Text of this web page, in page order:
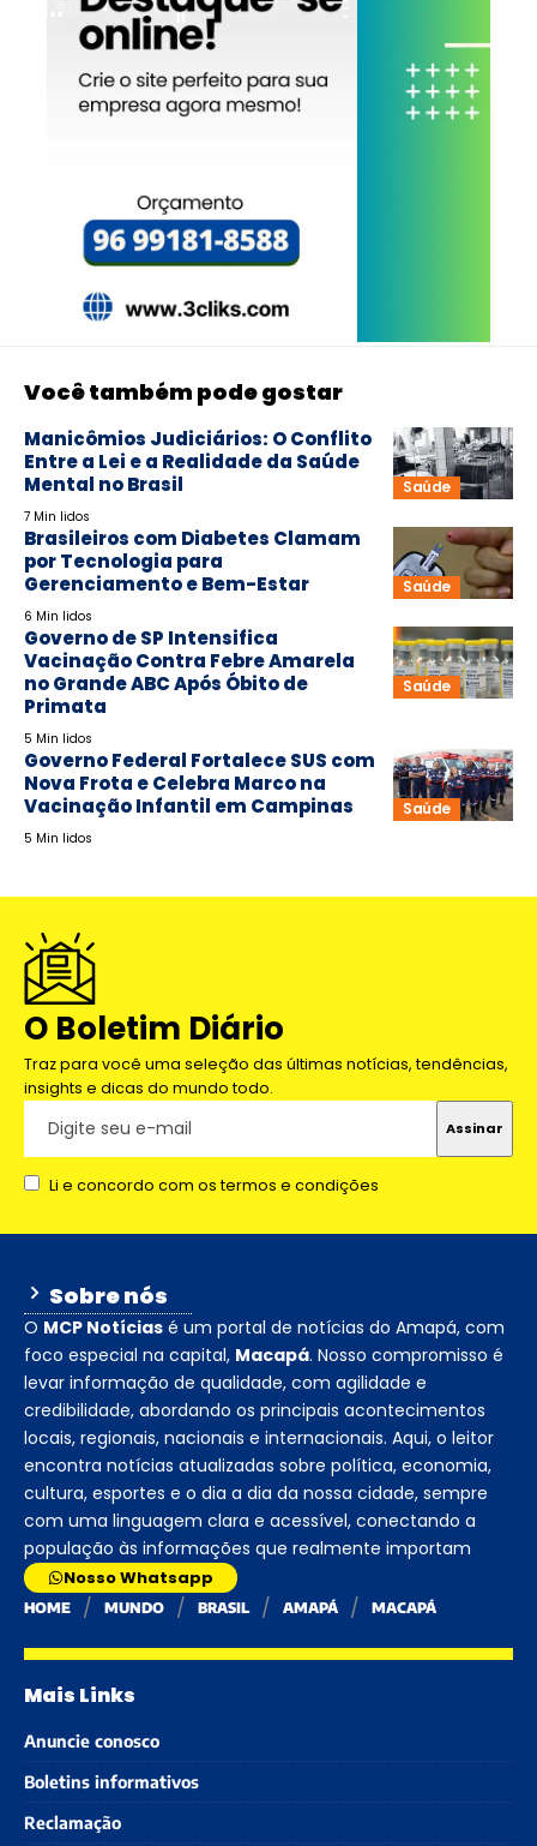
Você também pode gostar
Saúde
Manicômios Judiciários: O Conflito
Entre a Lei e a Realidade da Saúde
Mental no Brasil
7 Min lidos
Saúde
Brasileiros com Diabetes Clamam
por Tecnologia para
Gerenciamento e Bem-Estar
6 Min lidos
Saúde
Governo de SP Intensifica
Vacinação Contra Febre Amarela
no Grande ABC Após Óbito de
Primata
5 Min lidos
Saúde
Governo Federal Fortalece SUS com
Nova Frota e Celebra Marco na
Vacinação Infantil em Campinas
5 Min lidos
O Boletim Diário
Traz para você uma seleção das últimas notícias, tendências,
insights e dicas do mundo todo.
Li e concordo com os termos e condições
Sobre nós
O MCP Notícias é um portal de notícias do Amapá, com
foco especial na capital, Macapá. Nosso compromisso é
levar informação de qualidade, com agilidade e
credibilidade, abordando os principais acontecimentos
locais, regionais, nacionais e internacionais. Aqui, o leitor
encontra notícias atualizadas sobre política, economia,
cultura, esportes e o dia a dia da nossa cidade, sempre
com uma linguagem clara e acessível, conectando a
população às informações que realmente importam
Nosso Whatsapp
HOME MUNDO BRASIL AMAPÁ MACAPÁ
Mais Links
Anuncie conosco
Boletins informativos
Reclamação